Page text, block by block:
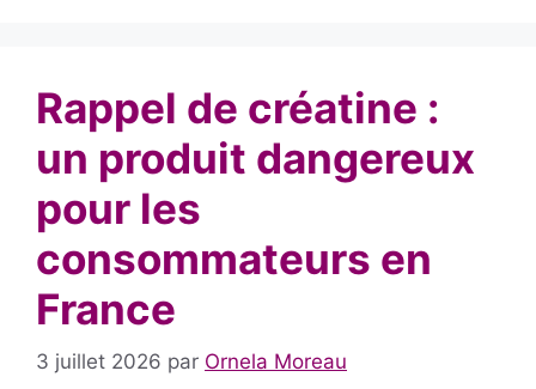
Rappel de créatine :
un produit dangereux
pour les
consommateurs en
France
3 juillet 2026 par Ornela Moreau